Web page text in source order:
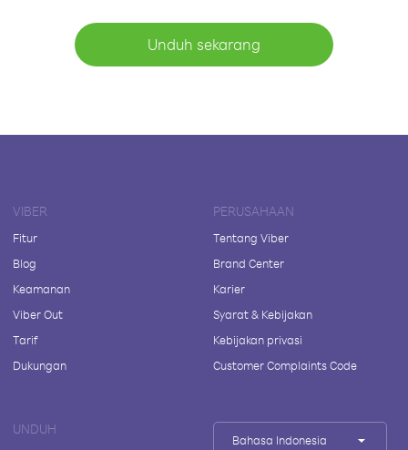
Unduh sekarang
VIBER
Fitur
Blog
Keamanan
Viber Out
Tarif
Dukungan
PERUSAHAAN
Tentang Viber
Brand Center
Karier
Syarat & Kebijakan
Kebijakan privasi
Customer Complaints Code
UNDUH
Bahasa Indonesia